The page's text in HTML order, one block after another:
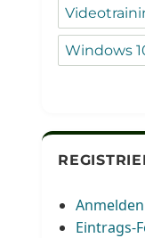
Windows
Anmelden
Eintrags-